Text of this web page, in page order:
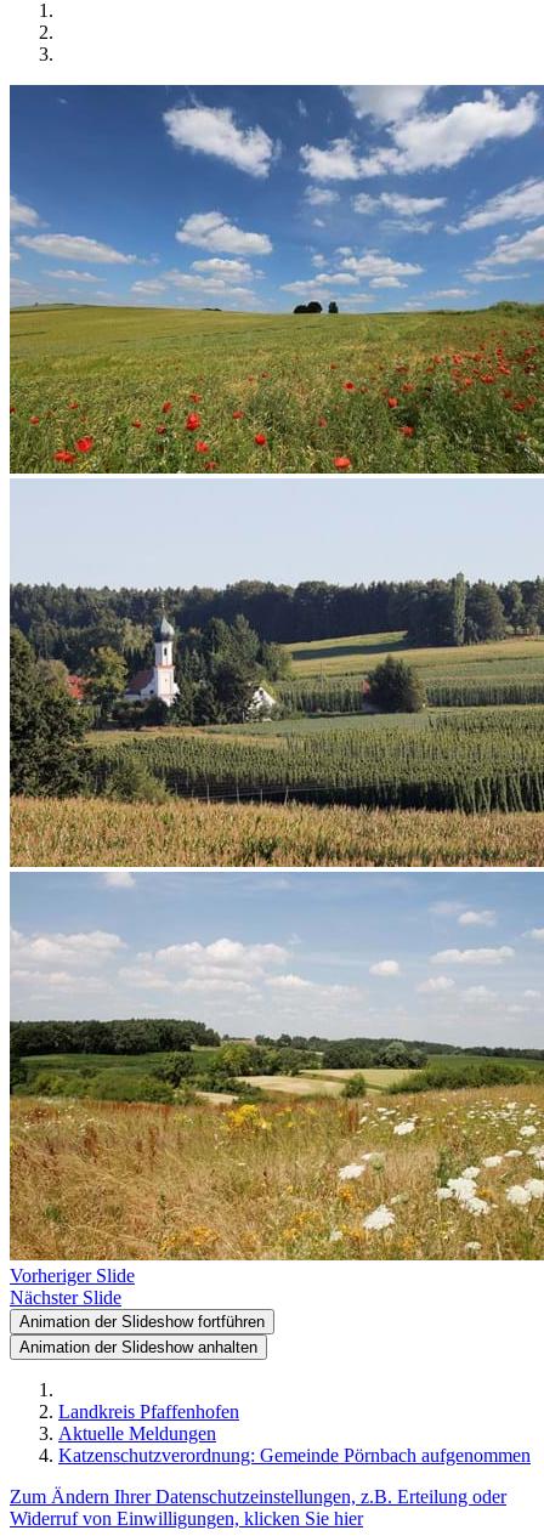
Vorheriger Slide
Nächster Slide
Animation der Slideshow fortführen
Animation der Slideshow anhalten
Landkreis Pfaffenhofen
Aktuelle Meldungen
Katzenschutzverordnung: Gemeinde Pörnbach aufgenommen
Zum Ändern Ihrer Datenschutzeinstellungen, z.B. Erteilung oder
Widerruf von Einwilligungen, klicken Sie hier